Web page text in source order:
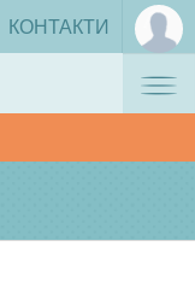
КОНТАКТИ